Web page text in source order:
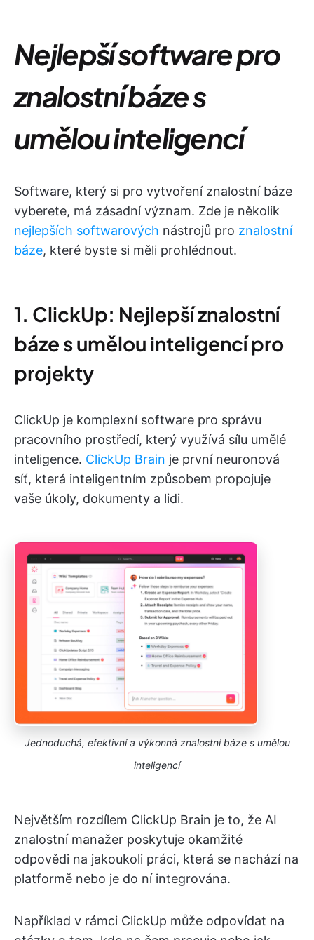
Nejlepší software pro
znalostní báze s
umělou inteligencí
Software, který si pro vytvoření znalostní báze
vyberete, má zásadní význam. Zde je několik
nejlepších softwarových nástrojů pro znalostní
báze, které byste si měli prohlédnout.
1. ClickUp: Nejlepší znalostní
báze s umělou inteligencí pro
projekty
ClickUp je komplexní software pro správu
pracovního prostředí, který využívá sílu umělé
inteligence. ClickUp Brain je první neuronová
síť, která inteligentním způsobem propojuje
vaše úkoly, dokumenty a lidi.
Jednoduchá, efektivní a výkonná znalostní báze s umělou
inteligencí
Největším rozdílem ClickUp Brain je to, že AI
znalostní manažer poskytuje okamžité
odpovědi na jakoukoli práci, která se nachází na
platformě nebo je do ní integrována.
Například v rámci ClickUp může odpovídat na